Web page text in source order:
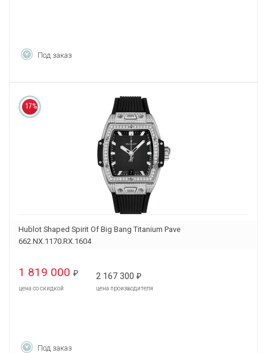
Под заказ
17%
Hublot Shaped Spirit Of Big Bang Titanium Pave
662.NX.1170.RX.1604
1 819 000 ₽
цена со скидкой
2 167 300 ₽
цена производителя
Под заказ